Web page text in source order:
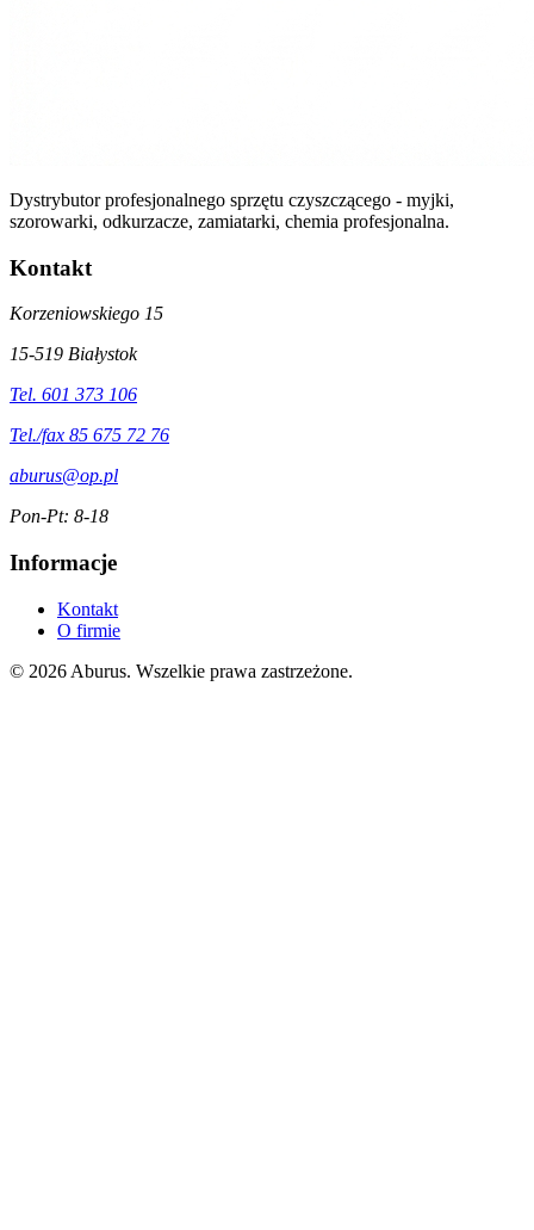
Dystrybutor profesjonalnego sprzętu czyszczącego - myjki,
szorowarki, odkurzacze, zamiatarki, chemia profesjonalna.
Kontakt
Korzeniowskiego 15
15-519 Białystok
Tel. 601 373 106
Tel./fax 85 675 72 76
aburus@op.pl
Pon-Pt: 8-18
Informacje
Kontakt
O firmie
© 2026 Aburus. Wszelkie prawa zastrzeżone.